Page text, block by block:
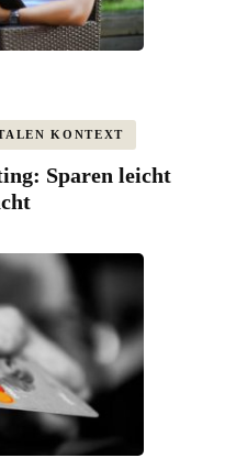
KONTEXT
Sparen leicht